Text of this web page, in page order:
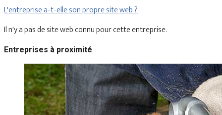
L'entreprise a-t-elle son propre site web ?
Il n'y a pas de site web connu pour cette entreprise.
Entreprises à proximité